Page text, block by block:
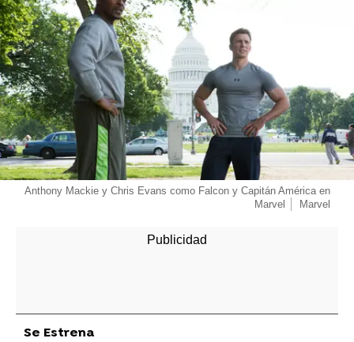
Anthony Mackie y Chris Evans como Falcon y Capitán América en
Marvel
Marvel
Se Estrena